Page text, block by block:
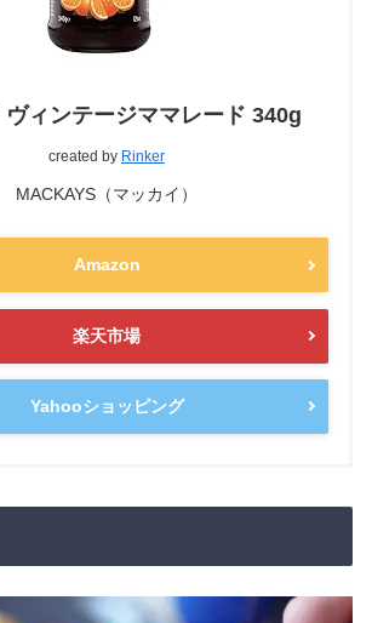
ヴィンテージママレード 340g
created by Rinker
MACKAYS（マッカイ）
Amazon
楽天市場
Yahooショッピング